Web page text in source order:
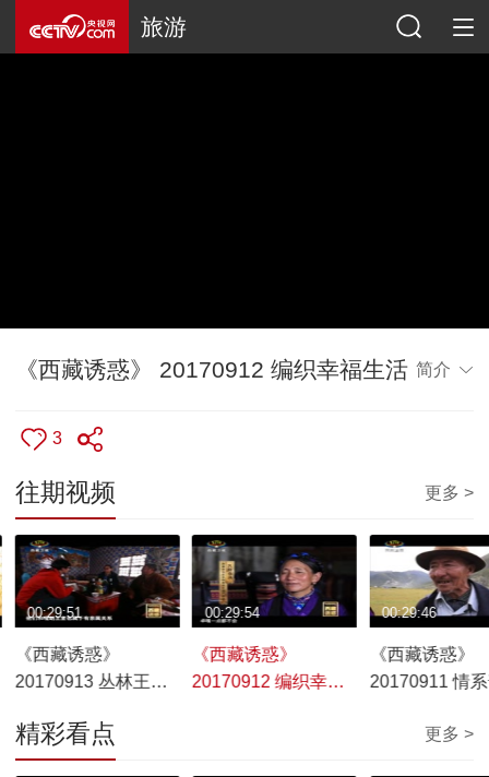
旅游
《西藏诱惑》 20170912 编织幸福生活 简介
3
往期视频 更多 >
《西藏诱惑》
20170913 丛林王宫
00:29:51
《西藏诱惑》
20170912 编织幸福
00:29:54
《西藏诱惑》
20170911 情
00:29:46
精彩看点 更多 >